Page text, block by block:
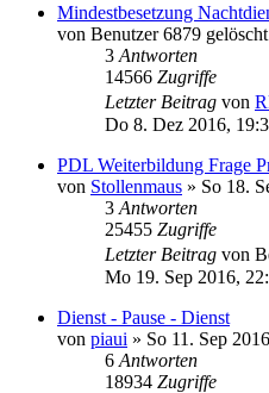
Mindestbesetzung
von Benutzer 6879 gelöscht
3 Antworten
14566 Zugriffe
Letzter Beitrag von
Do 8. Dez 2016,
PDL Weiterbildung Frage
von Stollenmaus » So 18.
3 Antworten
25455 Zugriffe
Letzter Beitrag von
Mo 19. Sep 2016,
Dienst - Pause - Dienst
von piaui » So 11. Sep
6 Antworten
18934 Zugriffe